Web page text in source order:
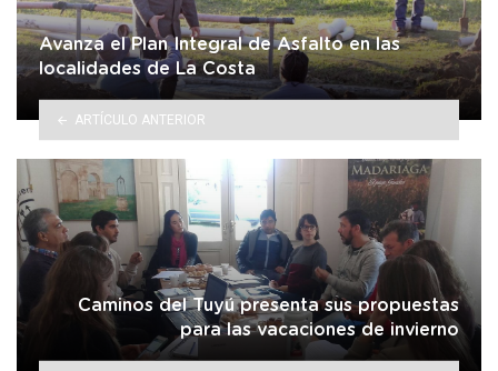
Avanza el Plan Integral de Asfalto en las
localidades de La Costa
ARTÍCULO ANTERIOR
Caminos del Tuyú presenta sus propuestas
para las vacaciones de invierno